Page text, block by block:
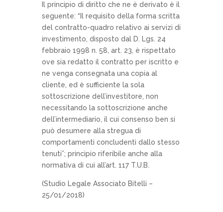
Il principio di diritto che ne è derivato è il
seguente: “Il requisito della forma scritta
del contratto-quadro relativo ai servizi di
investimento, disposto dal D. Lgs. 24
febbraio 1998 n. 58, art. 23, è rispettato
ove sia redatto il contratto per iscritto e
ne venga consegnata una copia al
cliente, ed è sufficiente la sola
sottoscrizione dell’investitore, non
necessitando la sottoscrizione anche
dell’intermediario, il cui consenso ben si
può desumere alla stregua di
comportamenti concludenti dallo stesso
tenuti”; principio riferibile anche alla
normativa di cui all’art. 117 T.U.B.
(Studio Legale Associato Bitelli –
25/01/2018)